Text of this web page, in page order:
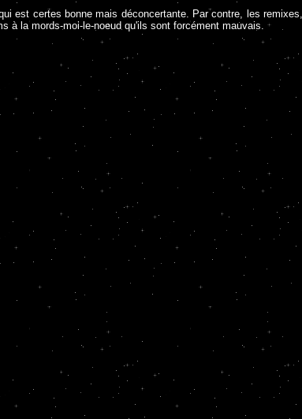
est certes bonne mais déconcertante. Par contre, les
à la mords-moi-le-noeud qu'ils sont forcément mauvais.